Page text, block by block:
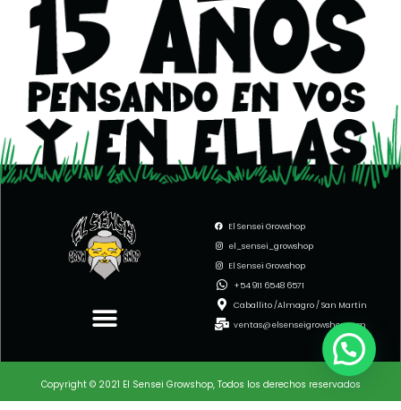
El Sensei Growshop
el_sensei_growshop
El Sensei Growshop
+54 911 6548 6571
Caballito /Almagro / San Martín
ventas@elsenseigrowshop.com
Copyright © 2021 El Sensei Growshop, Todos los derechos reservados